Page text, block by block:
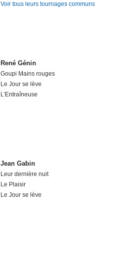
Voir tous leurs tournages communs
René Génin
Goupi Mains rouges
Le Jour se lève
L'Entraîneuse
Jean Gabin
Leur dernière nuit
Le Plaisir
Le Jour se lève